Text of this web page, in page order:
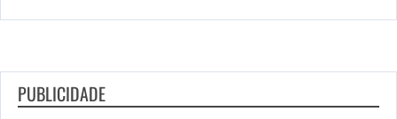
PUBLICIDADE